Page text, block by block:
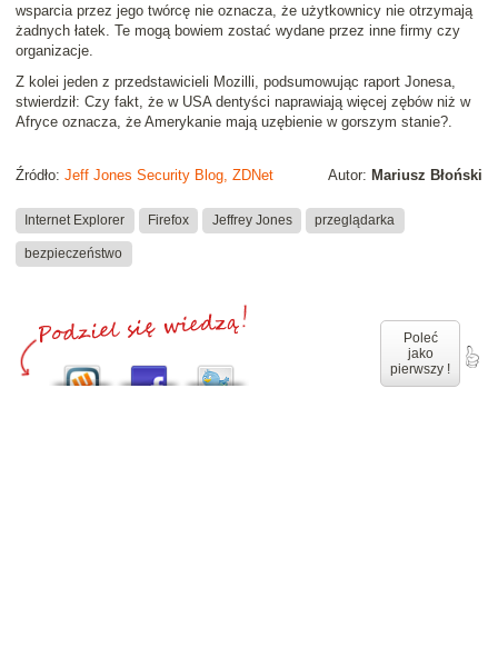
wsparcia przez jego twórcę nie oznacza, że użytkownicy nie otrzymają
żadnych łatek. Te mogą bowiem zostać wydane przez inne firmy czy
organizacje.
Z kolei jeden z przedstawicieli Mozilli, podsumowując raport Jonesa,
stwierdził: Czy fakt, że w USA dentyści naprawiają więcej zębów niż w
Afryce oznacza, że Amerykanie mają uzębienie w gorszym stanie?
Autor: Mariusz Błoński
Źródło: Jeff Jones Security Blog, ZDNet
Internet Explorer Firefox Jeffrey Jones przeglądarka
bezpieczeństwo
Poleć
jako
pierwszy !